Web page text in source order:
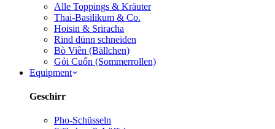
Alle Toppings & Kräuter
Thai-Basilikum & Co.
Hoisin & Sriracha
Rind dünn schneiden
Bò Viên (Bällchen)
Gỏi Cuốn (Sommerrollen)
Equipment
Geschirr
Pho-Schüsseln